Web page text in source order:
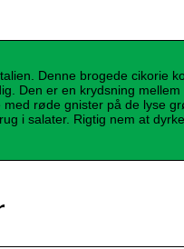
Denne brogede cikorie
Den er en krydsning
røde gnister på de lyse
i salater. Rigtig nem at